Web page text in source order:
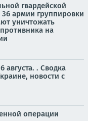
гвардейской
армии группировки
уничтожать
на
августа. . Сводка
новости с
операции